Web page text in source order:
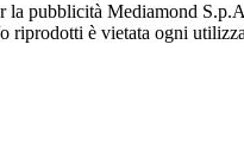
pubblicità Mediamond
riprodotti è vietata ogni